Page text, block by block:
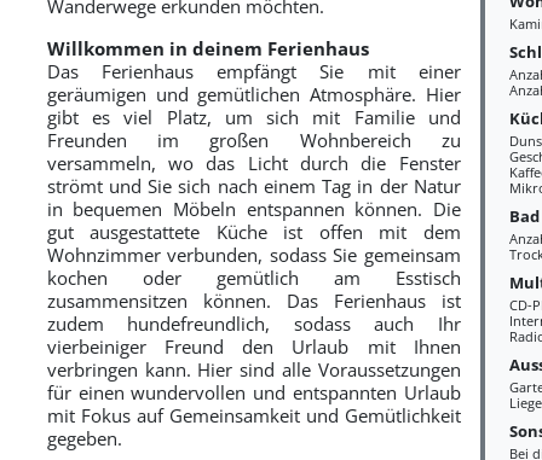
Bad
CD-
Bei
Wanderwege erkunden möchten.
Willkommen in deinem Ferienhaus
Das Ferienhaus empfängt Sie mit einer
geräumigen und gemütlichen Atmosphäre. Hier
gibt es viel Platz, um sich mit Familie und
Freunden im großen Wohnbereich zu
versammeln, wo das Licht durch die Fenster
strömt und Sie sich nach einem Tag in der Natur
in bequemen Möbeln entspannen können. Die
gut ausgestattete Küche ist offen mit dem
Wohnzimmer verbunden, sodass Sie gemeinsam
kochen oder gemütlich am Esstisch
zusammensitzen können. Das Ferienhaus ist
zudem hundefreundlich, sodass auch Ihr
vierbeiniger Freund den Urlaub mit Ihnen
verbringen kann. Hier sind alle Voraussetzungen
für einen wundervollen und entspannten Urlaub
mit Fokus auf Gemeinsamkeit und Gemütlichkeit
gegeben.